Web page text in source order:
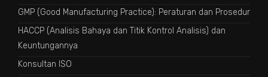
GMP (Good Manufacturing Practice): Peraturan dan Prosedur
HACCP (Analisis Bahaya dan Titik Kontrol Analisis) dan
Keuntungannya
Konsultan ISO